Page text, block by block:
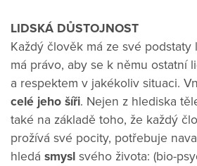
LIDSKÁ DŮSTOJNOST
Každý člověk má ze své podstaty
má právo, aby se k němu ostatní
a respektem v jakékoliv situaci.
celé jeho šíři. Nejen z hlediska
také na základě toho, že každý
prožívá své pocity, potřebuje
hledá smysl svého života: (bio-